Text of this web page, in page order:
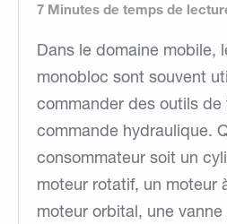
7 Minutes de temps de
Dans le domaine mobile,
monobloc sont souvent
commander des outils de
commande hydraulique.
consommateur soit un
moteur rotatif, un moteur
moteur orbital, une